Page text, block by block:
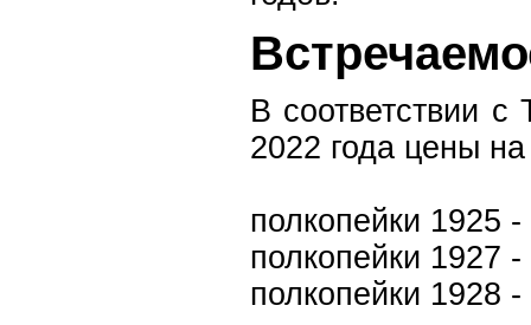
В соответствии с
2022 года цены
полкопейки 1925
полкопейки 1927
полкопейки 1928